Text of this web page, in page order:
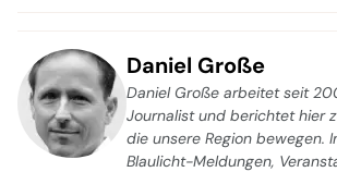
Daniel Große
Daniel Große arbeitet seit
Journalist und berichtet hier
die unsere Region bewegen.
Blaulicht-Meldungen,